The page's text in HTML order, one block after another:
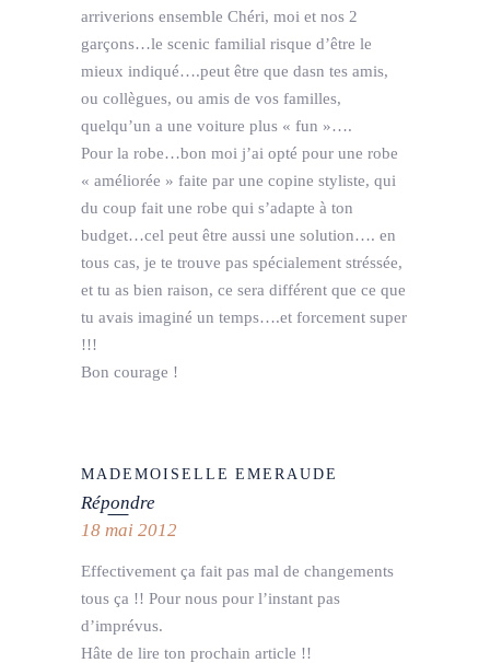
arriverions ensemble Chéri, moi et nos 2
garçons…le scenic familial risque d’être le
mieux indiqué….peut être que dasn tes amis,
ou collègues, ou amis de vos familles,
quelqu’un a une voiture plus « fun »….
Pour la robe…bon moi j’ai opté pour une robe
« améliorée » faite par une copine styliste, qui
du coup fait une robe qui s’adapte à ton
budget…cel peut être aussi une solution…. en
tous cas, je te trouve pas spécialement stréssée,
et tu as bien raison, ce sera différent que ce que
tu avais imaginé un temps….et forcement super
!!!
Bon courage !
MADEMOISELLE EMERAUDE
Répondre
18 mai 2012
Effectivement ça fait pas mal de changements
tous ça !! Pour nous pour l’instant pas
d’imprévus.
Hâte de lire ton prochain article !!